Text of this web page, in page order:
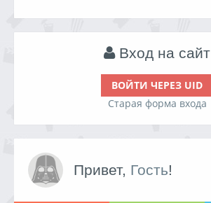
Вход на сайт
ВОЙТИ ЧЕРЕЗ UID
Старая форма входа
Привет, Гость!